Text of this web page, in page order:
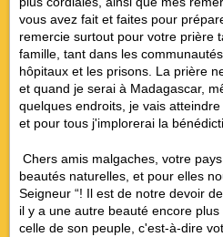
vous avez fait et faites pour
remercie surtout pour votre prière
famille, tant dans les
hôpitaux et les prisons. La prière
et quand je serai à Madagascar,
quelques endroits, je vais
et pour tous j'implorerai la
Chers amis malgaches, votre
beautés naturelles, et pour elles
Seigneur “! Il est de notre devoir
il y a une autre beauté encore
celle de son peuple, c'est-à-dire